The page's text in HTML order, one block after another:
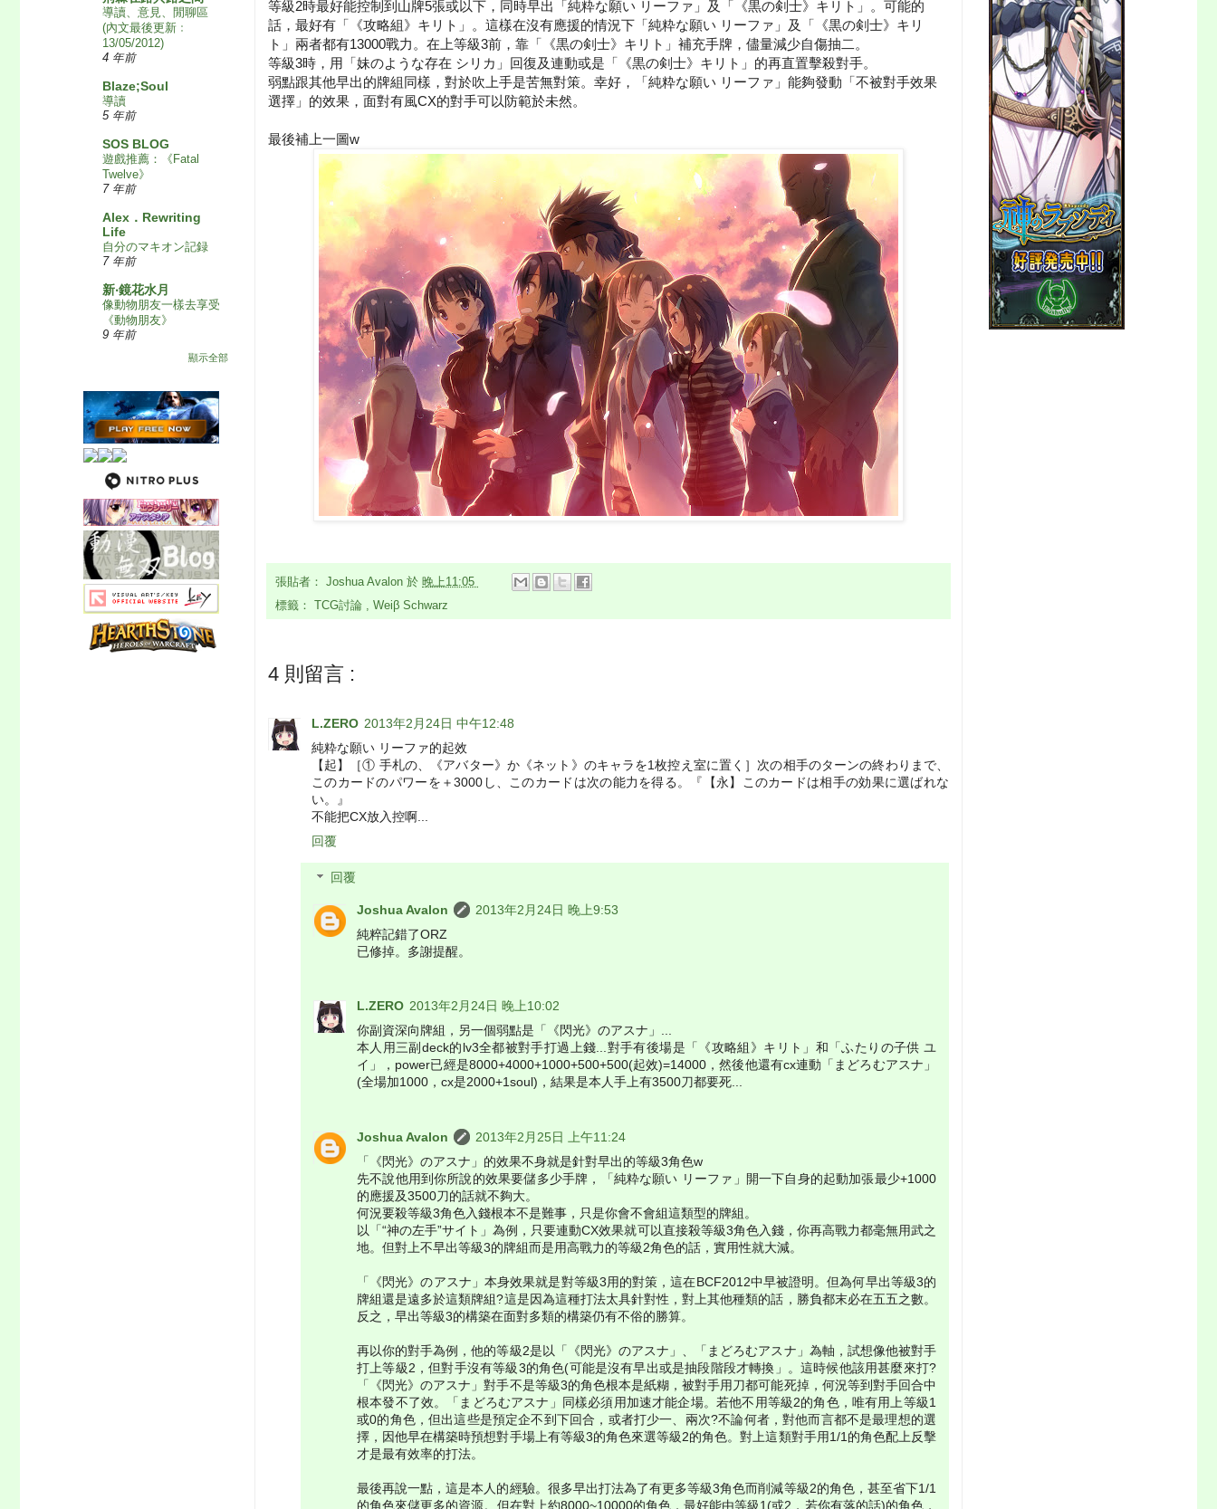
等級2時最好能控制到山牌5張或以下，同時早出「純粋な願い リーファ」及「《黒の剣士》キリト」。可能的
話，最好有「《攻略組》キリト」。這樣在沒有應援的情況下「純粋な願い リーファ」及「《黒の剣士》キリ
ト」兩者都有13000戰力。在上等級3前，靠「《黒の剣士》キリト」補充手牌，儘量減少自傷抽二。
等級3時，用「妹のような存在 シリカ」回復及連動或是「《黒の剣士》キリト」的再直置擊殺對手。
弱點跟其他早出的牌組同樣，對於吹上手是苦無對策。幸好，「純粋な願い リーファ」能夠發動「不被對手效果
選擇」的效果，面對有風CX的對手可以防範於未然。
最後補上一圖w
張貼者： Joshua Avalon 於 晚上11:05
標籤：
TCG討論 , Weiβ Schwarz
4 則留言 :
L.ZERO 2013年2月24日 中午12:48
純粋な願い リーファ的起效
【起】［① 手札の、《アバター》か《ネット》のキャラを1枚控え室に置く］次の相手のターンの終わりまで、
このカードのパワーを＋3000し、このカードは次の能力を得る。『【永】このカードは相手の効果に選ばれな
い。』
不能把CX放入控啊...
回覆
回覆
Joshua Avalon
2013年2月24日 晚上9:53
純粹記錯了ORZ
已修掉。多謝提醒。
L.ZERO 2013年2月24日 晚上10:02
你副資深向牌組，另一個弱點是「《閃光》のアスナ」...
本人用三副deck的lv3全都被對手打過上錢...對手有後場是「《攻略組》キリト」和「ふたりの子供 ユ
イ」，power已經是8000+4000+1000+500+500(起效)=14000，然後他還有cx連動「まどろむアスナ」
(全場加1000，cx是2000+1soul)，結果是本人手上有3500刀都要死...
Joshua Avalon
2013年2月25日 上午11:24
「《閃光》のアスナ」的效果不身就是針對早出的等級3角色w
先不說他用到你所說的效果要儲多少手牌，「純粋な願い リーファ」開一下自身的起動加張最少+1000
的應援及3500刀的話就不夠大。
何況要殺等級3角色入錢根本不是難事，只是你會不會組這類型的牌組。
以「“神の左手”サイト」為例，只要連動CX效果就可以直接殺等級3角色入錢，你再高戰力都毫無用武之
地。但對上不早出等級3的牌組而是用高戰力的等級2角色的話，實用性就大減。
「《閃光》のアスナ」本身效果就是對等級3用的對策，這在BCF2012中早被證明。但為何早出等級3的
牌組還是遠多於這類牌組?這是因為這種打法太具針對性，對上其他種類的話，勝負都末必在五五之數。
反之，早出等級3的構築在面對多類的構築仍有不俗的勝算。
再以你的對手為例，他的等級2是以「《閃光》のアスナ」、「まどろむアスナ」為軸，試想像他被對手
打上等級2，但對手沒有等級3的角色(可能是沒有早出或是抽段階段才轉換」。這時候他該用甚麼來打?
「《閃光》のアスナ」對手不是等級3的角色根本是紙糊，被對手用刀都可能死掉，何況等到對手回合中
根本發不了效。「まどろむアスナ」同樣必須用加速才能企場。若他不用等級2的角色，唯有用上等級1
或0的角色，但出這些是預定企不到下回合，或者打少一、兩次?不論何者，對他而言都不是最理想的選
擇，因他早在構築時預想對手場上有等級3的角色來選等級2的角色。對上這類對手用1/1的角色配上反擊
才是最有效率的打法。
最後再說一點，這是本人的經驗。很多早出打法為了有更多等級3角色而削減等級2的角色，甚至省下1/1
的角色來儲更多的資源。但在對上約8000~10000的角色，最好能由等級1(或2，若你有落的話)的角色，
導讀、意見、閒聊區
(內文最後更新﹕
13/05/2012)
4 年前
Blaze;Soul
導讀
5 年前
SOS BLOG
遊戲推薦：《Fatal
Twelve》
7 年前
Alex．Rewriting
Life
自分のマキオン記録
7 年前
新‧鏡花水月
像動物朋友一樣去享受
《動物朋友》
9 年前
顯示全部